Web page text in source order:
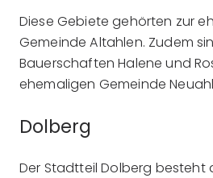
Diese Gebiete gehörten zur
Gemeinde Altahlen. Zudem
Bauerschaften Halene und
ehemaligen Gemeinde
Dolberg
Der Stadtteil Dolberg besteht